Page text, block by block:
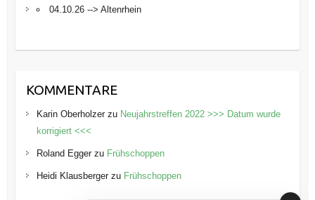
04.10.26 --> Altenrhein
KOMMENTARE
Karin Oberholzerzu Neujahrstreffen 2022 >>> Datum wurde
korrigiert <<<
Roland Eggerzu Frühschoppen
Heidi Klausbergerzu Frühschoppen